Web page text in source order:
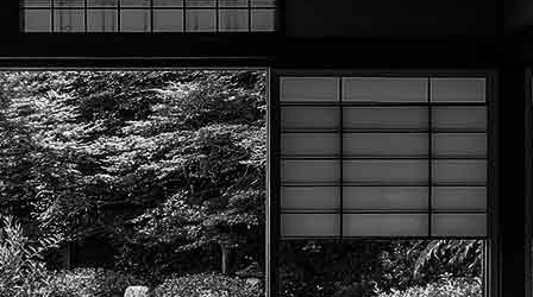
Exporter les lignes sélectionnées
Exporter uniquement les colonnes affichées
Menu
<
>
Aïkibudo
Judo
Karaté
Kobudo
Taïso